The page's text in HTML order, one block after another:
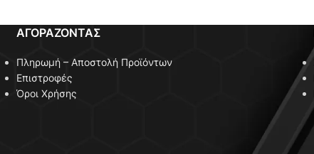
ΑΓΟΡΑΖΟΝΤΑΣ
Πληρωμή – Αποστολή Προϊόντων
Επιστροφές
Όροι Χρήσης